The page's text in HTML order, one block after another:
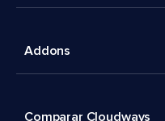
Addons
Comparar Cloudways